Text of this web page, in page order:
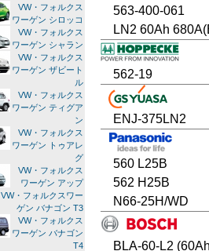
563-400-061
LN2 60Ah
562-19
ENJ-375LN2
560 L25B
562 H25B
N66-25H/WD
BLA-60-L2
VW・フォルクス
ワーゲン シロッコ
VW・フォルクス
ワーゲン シャラン
VW・フォルクス
ワーゲン ザビート
ル
VW・フォルクス
ワーゲン ティグア
ン
VW・フォルクス
ワーゲン トゥアレ
グ
VW・フォルクス
ワーゲン アップ
VW・フォルクスワー
ゲン バナゴン T3
VW・フォルクス
ワーゲン バナゴン
T4